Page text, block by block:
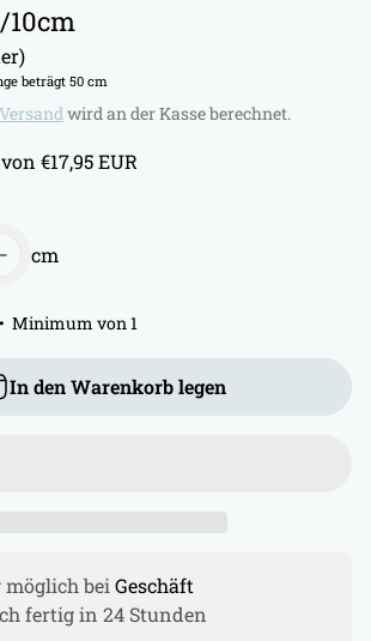
10cm
beträgt 50 cm
Versand wird an der Kasse berechnet.
€17,95 EUR
cm
Minimum von 1
In den Warenkorb legen
bei Geschäft
fertig in 24 Stunden